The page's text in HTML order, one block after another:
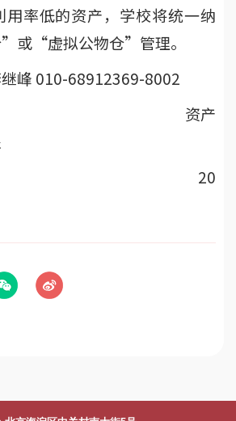
用率低的资产，学校将统一纳
或“虚拟公物仓”管理。
峰 010-68912369-8002
产